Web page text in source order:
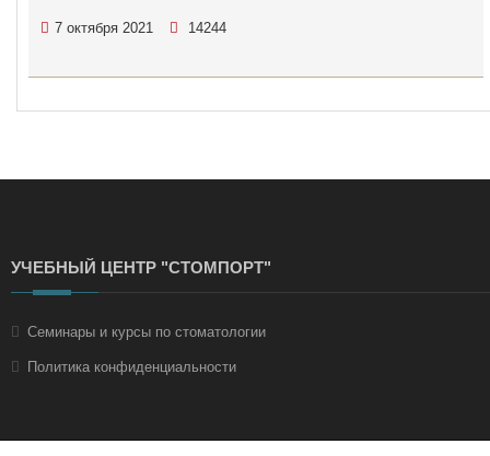
7 октября 2021 14244
УЧЕБНЫЙ ЦЕНТР "СТОМПОРТ"
Семинары и курсы по стоматологии
Политика конфиденциальности